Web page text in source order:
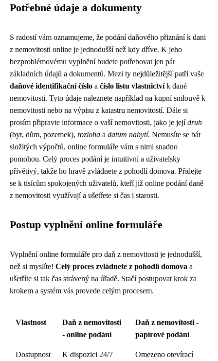
Potřebné údaje a dokumenty
S radostí vám oznamujeme, že podání daňového přiznání k dani
z nemovitosti online je jednodušší než kdy dříve. K jeho
bezproblémovému vyplnění budete potřebovat jen pár
základních údajů a dokumentů. Mezi ty nejdůležitější patří vaše
daňové identifikační číslo a číslo listu vlastnictvík dané
nemovitosti. Tyto údaje naleznete například na kupní smlouvě k
nemovitosti nebo na výpisu z katastru nemovitostí. Dále si
prosím připravte informace o vaší nemovitosti, jako je jejídruh
(byt, dům, pozemek), rozloha a datum nabytí. Nemusíte se bát
složitých výpočtů, online formuláře vám s nimi snadno
pomohou. Celý proces podání je intuitivní a uživatelsky
přívětivý, takže ho hravě zvládnete z pohodlí domova. Přidejte
se k tisícům spokojených uživatelů, kteří již online podání daně
z nemovitosti využívají a ušetřete si čas i starosti.
Postup vyplnění online formuláře
Vyplnění online formuláře pro daň z nemovitosti je jednodušší,
než si myslíte! Celý proces zvládnete z pohodlí domova a
ušetříte si tak čas strávený na úřadě. Stačí postupovat krok za
krokem a systém vás provede celým procesem.
Vlastnost
Daň z nemovitosti
- online podání
Daň z nemovitosti -
papírové podání
Dostupnost K dispozici 24/7
Omezeno otevírací